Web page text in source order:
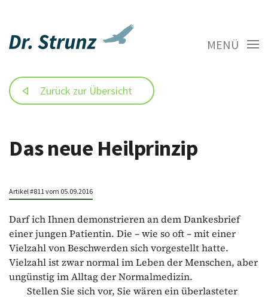
MENÜ
Zurück zur Übersicht
Das neue Heilprinzip
Artikel #811 vom 05.09.2016
Darf ich Ihnen demonstrieren an dem Dankesbrief
einer jungen Patientin. Die – wie so oft – mit einer
Vielzahl von Beschwerden sich vorgestellt hatte.
Vielzahl ist zwar normal im Leben der Menschen, aber
ungünstig im Alltag der Normalmedizin.
Stellen Sie sich vor, Sie wären ein überlasteter